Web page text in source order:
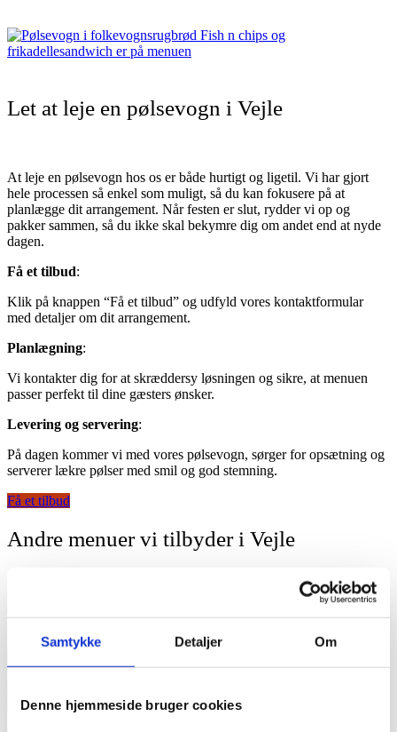
Samtykke Detaljer Om
Denne hjemmeside bruger cookies
Let at leje en pølsevogn i Vejle
At leje en pølsevogn hos os er både hurtigt og ligetil. Vi har gjort
hele processen så enkel som muligt, så du kan fokusere på at
planlægge dit arrangement. Når festen er slut, rydder vi op og
pakker sammen, så du ikke skal bekymre dig om andet end at nyde
dagen.
Få et tilbud:
Klik på knappen “Få et tilbud” og udfyld vores kontaktformular
med detaljer om dit arrangement.
Planlægning:
Vi kontakter dig for at skræddersy løsningen og sikre, at menuen
passer perfekt til dine gæsters ønsker.
Levering og servering:
På dagen kommer vi med vores pølsevogn, sørger for opsætning og
serverer lækre pølser med smil og god stemning.
Få et tilbud
Andre menuer vi tilbyder i Vejle
Er du på udkig efter endnu mere variation? Udover vores
, der kan skabe glæde